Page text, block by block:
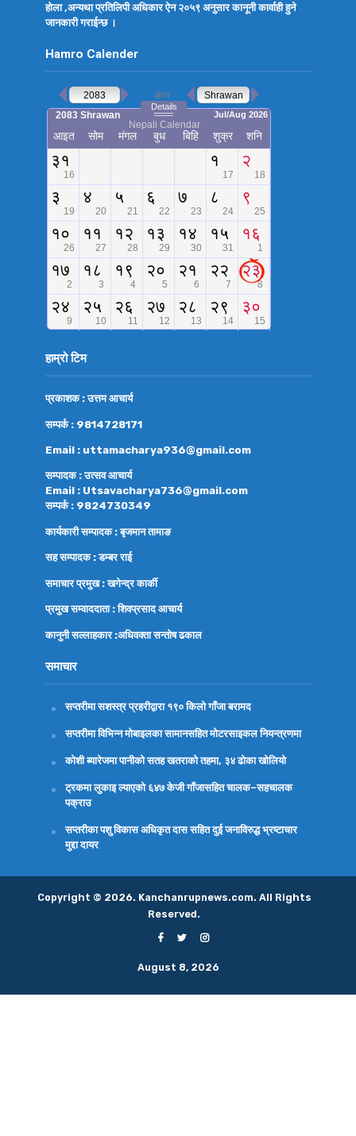
होला ,अन्यथा प्रतिलिपी अधिकार ऐन २०५९ अनुसार कानूनी कार्वाही हुने
जानकारी गराईन्छ ।
Hamro Calender
हाम्रो टिम
प्रकाशक : उत्तम आचार्य
सम्पर्क : 9814728171
Email : uttamacharya936@gmail.com
सम्पादक : उत्सव आचार्य
Email : Utsavacharya736@gmail.com
सम्पर्क : 9824730349
कार्यकारी सम्पादक : बृजमान तामाङ
सह सम्पादक : डम्बर राई
समाचार प्रमुख : खगेन्द्र कार्की
प्रमुख सम्वाददाता : शिवप्रसाद आचार्य
कानुनी सल्लाहकार :अधिवक्तासन्तोष ढकाल
समाचार
सप्तरीमा सशस्त्र प्रहरीद्वारा १९० किलो गाँजा बरामद
सप्तरीमा विभिन्न मोबाइलका सामानसहित मोटरसाइकल नियन्त्रणमा
कोशी ब्यारेजमा पानीको सतह खतराको तहमा, ३४ ढोका खोलियो
ट्रकमा लुकाइ ल्याएको ६४७ केजी गाँजासहित चालक–सहचालक
पक्राउ
सप्तरीका पशु विकास अधिकृत दास सहित दुई जनाविरुद्ध भ्रष्टाचार
मुद्दा दायर
Copyright © 2026. Kanchanrupnews.com. All Rights
Reserved.
August 8, 2026